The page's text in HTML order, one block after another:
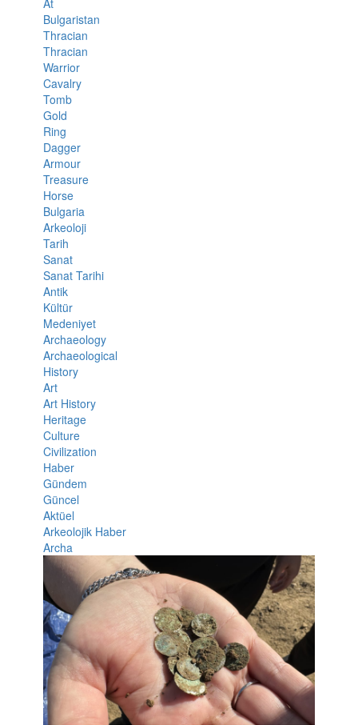
Bulgaristan
Thracian
Thracian
Warrior
Cavalry
Tomb
Gold
Ring
Dagger
Armour
Treasure
Horse
Bulgaria
Arkeoloji
Tarih
Sanat
Sanat Tarihi
Antik
Kültür
Medeniyet
Archaeology
Archaeological
History
Art
Art History
Heritage
Culture
Civilization
Haber
Gündem
Güncel
Aktüel
Arkeolojik Haber
Archa